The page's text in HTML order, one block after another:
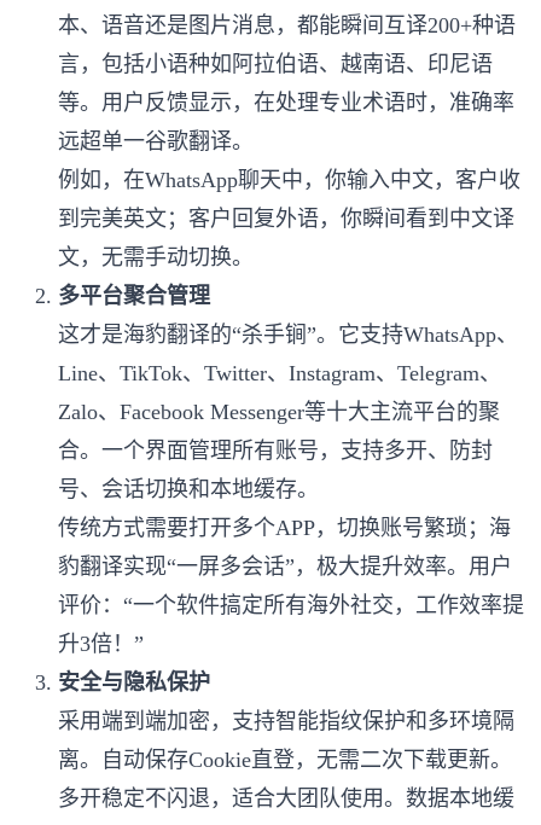
本、语音还是图片消息，都能瞬间互译200+种语
言，包括小语种如阿拉伯语、越南语、印尼语
等。用户反馈显示，在处理专业术语时，准确率
远超单一谷歌翻译。
例如，在WhatsApp聊天中，你输入中文，客户收
到完美英文；客户回复外语，你瞬间看到中文译
文，无需手动切换。
多平台聚合管理
这才是海豹翻译的“杀手锏”。它支持WhatsApp、
Line、TikTok、Twitter、Instagram、Telegram、
Zalo、Facebook Messenger等十大主流平台的聚
合。一个界面管理所有账号，支持多开、防封
号、会话切换和本地缓存。
传统方式需要打开多个APP，切换账号繁琐；海
豹翻译实现“一屏多会话”，极大提升效率。用户
评价：“一个软件搞定所有海外社交，工作效率提
升3倍！”
安全与隐私保护
采用端到端加密，支持智能指纹保护和多环境隔
离。自动保存Cookie直登，无需二次下载更新。
多开稳定不闪退，适合大团队使用。数据本地缓